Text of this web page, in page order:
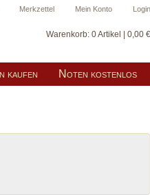
Login
Mein Konto
Merkzettel
Warenkorb: 0 Artikel | 0,00 €
kaufen Noten kostenlos